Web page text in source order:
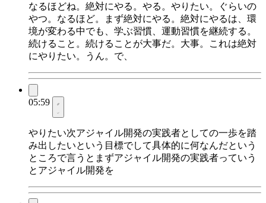
なるほどね。絶対にやる。やる。やりたい。ぐらいの
やつ。なるほど。まず絶対にやる。絶対にやるは、環
境が変わる中でも、学ぶ習慣、運動習慣を継続する。
続けること。続けることが大事だ。大事。これは絶対
にやりたい。うん。で、
05:59
やりたい次アジャイル開発の実践者としての一歩を踏
み出したいという目標でして具体的に何なんだという
ところで言うとまずアジャイル開発の実践者っていう
とアジャイル開発を